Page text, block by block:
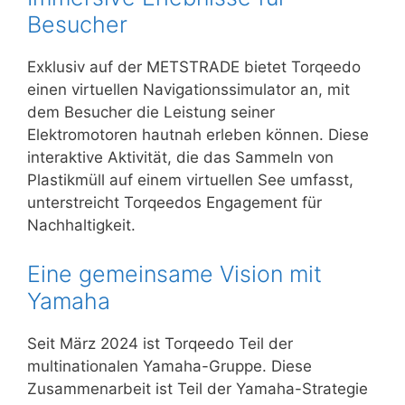
Besucher
Exklusiv auf der METSTRADE bietet Torqeedo
einen virtuellen Navigationssimulator an, mit
dem Besucher die Leistung seiner
Elektromotoren hautnah erleben können. Diese
interaktive Aktivität, die das Sammeln von
Plastikmüll auf einem virtuellen See umfasst,
unterstreicht Torqeedos Engagement für
Nachhaltigkeit.
Eine gemeinsame Vision mit
Yamaha
Seit März 2024 ist Torqeedo Teil der
multinationalen Yamaha-Gruppe. Diese
Zusammenarbeit ist Teil der Yamaha-Strategie